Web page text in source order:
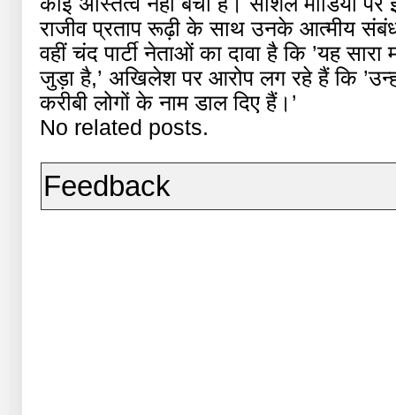
राजीव प्रताप रूढ़ी के साथ उनके आत्मीय
वहीं चंद पार्टी नेताओं का दावा है कि ’यह
जुड़ा है,’ अखिलेश पर आरोप लग रहे हैं कि
करीबी लोगों के नाम डाल दिए हैं।’
No related posts.
Feedback